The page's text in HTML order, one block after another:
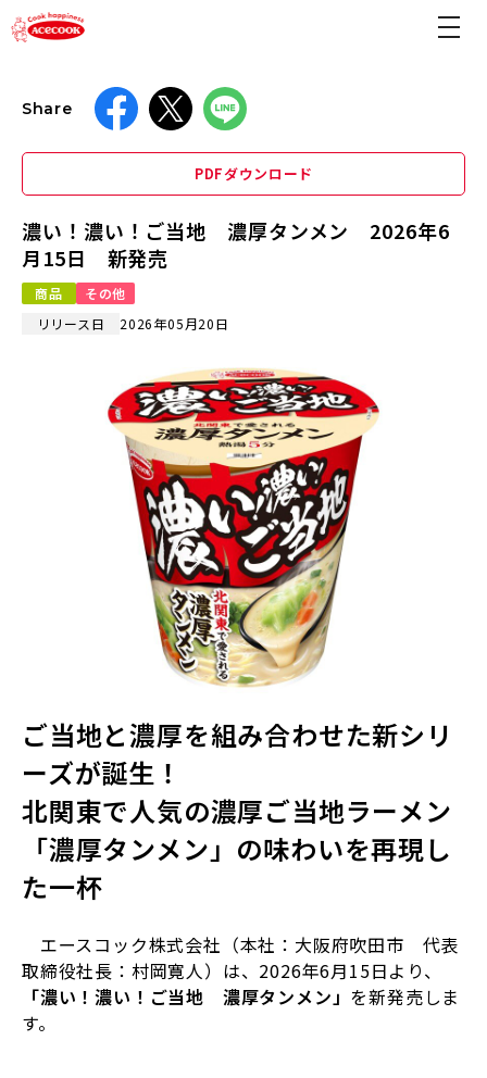
Share
PDFダウンロード
濃い！濃い！ご当地 濃厚タンメン 2026年6
月15日 新発売
商品
その他
リリース日
2026年05月20日
ご当地と濃厚を組み合わせた新シリ
ーズが誕生！
北関東で人気の濃厚ご当地ラーメン
「濃厚タンメン」の味わいを再現し
た一杯
エースコック株式会社（本社：大阪府吹田市 代表
取締役社長：村岡寛人）は、 2026年6月15日より、
「濃い！濃い！ご当地 濃厚タンメン」 を新発売しま
す。